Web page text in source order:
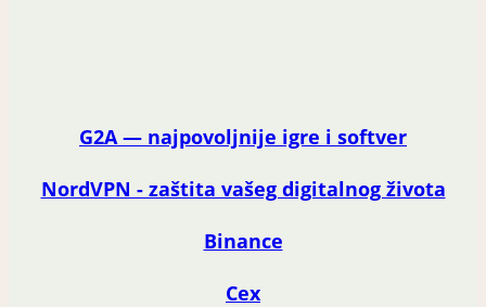
G2A — najpovoljnije igre i softver
NordVPN - zaštita vašeg digitalnog života
Binance
Cex